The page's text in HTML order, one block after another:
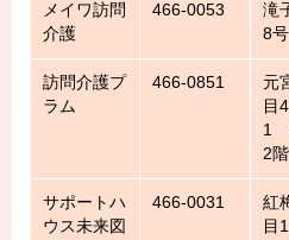
メイワ訪問
介護
466-0053
滝
8号
訪問介護プ
ラム
466-0851
元
目
1
2階
サポートハ
ウス未来図
466-0031
紅
目